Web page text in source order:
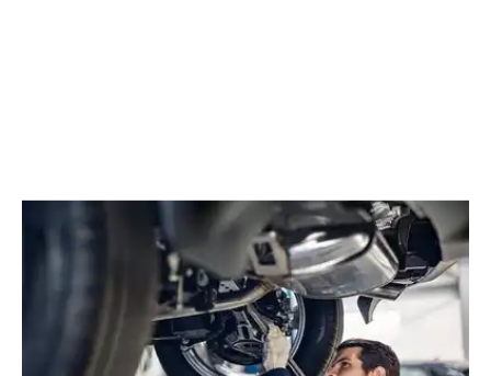
Réparateur Mécanicien automobile
600 fazer de 2001 (2h)
Mecanique auto